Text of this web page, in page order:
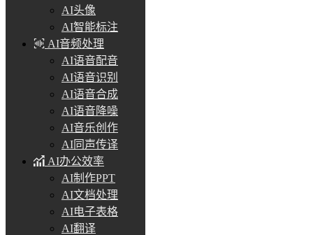
AI头像
AI智能标注
AI音频处理
AI语音配音
AI语音识别
AI语音合成
AI语音降噪
AI音乐创作
AI同声传译
AI办公效率
AI制作PPT
AI文档处理
AI电子表格
AI翻译